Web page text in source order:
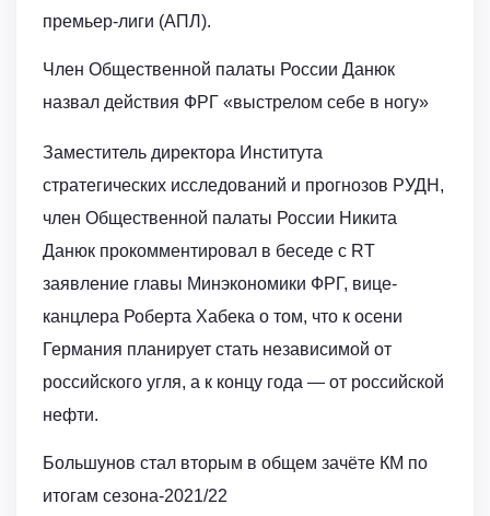
премьер-лиги (АПЛ).
Член Общественной палаты России Данюк
назвал действия ФРГ «выстрелом себе в ногу»
Заместитель директора Института
стратегических исследований и прогнозов РУДН,
член Общественной палаты России Никита
Данюк прокомментировал в беседе с RT
заявление главы Минэкономики ФРГ, вице-
канцлера Роберта Хабека о том, что к осени
Германия планирует стать независимой от
российского угля, а к концу года — от российской
нефти.
Большунов стал вторым в общем зачёте КМ по
итогам сезона-2021/22